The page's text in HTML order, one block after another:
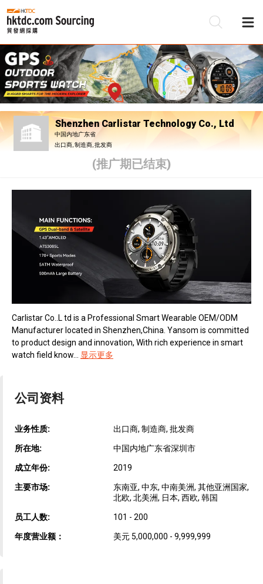
Shenzhen Carlistar Technology Co., Ltd
中国内地广东省
出口商, 制造商, 批发商
(推广期已结束)
Carlistar Co..L td is a Professional Smart Wearable OEM/ODM
Manufacturer located in Shenzhen,China. Yansom is committed
to product design and innovation, With rich experience in smart
watch field know... 显示更多
公司资料
业务性质: 出口商, 制造商, 批发商
所在地: 中国内地广东省深圳市
成立年份: 2019
主要市场:
东南亚, 中东, 中南美洲, 其他亚洲国家,
北欧, 北美洲, 日本, 西欧, 韩国
员工人数: 101 - 200
年度营业额： 美元 5,000,000 - 9,999,999